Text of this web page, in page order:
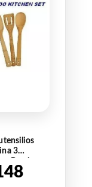
3
Bamboo